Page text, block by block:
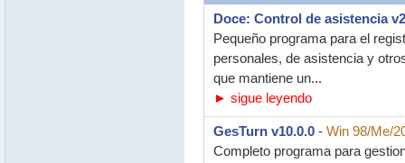
Doce: Control de asistencia
Pequeño programa para el
personales, de asistencia y
que mantiene un...
► sigue leyendo
GesTurn v10.0.0 - Win 98/Me/
Completo programa para